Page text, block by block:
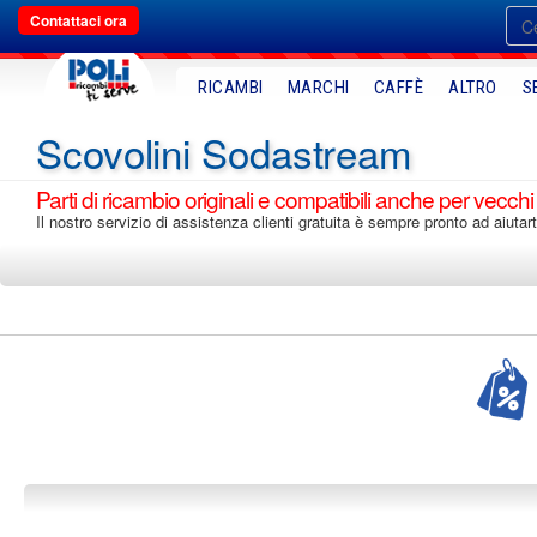
Contattaci ora
RICAMBI MARCHI CAFFÈ ALTRO
Scovolini Sodastream
Parti di ricambio originali e compatibili anche per
Il nostro servizio di assistenza clienti gratuita è sempre pronto ad